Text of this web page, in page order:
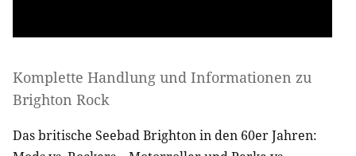
Komplette Handlung und Informationen zu
Brighton Rock
Das britische Seebad Brighton in den 60er Jahren: